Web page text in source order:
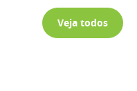
Veja todos